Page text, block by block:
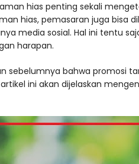
hias penting sekali
hias, pemasaran juga bisa
media sosial. Hal ini tentu
harapan.
sebelumnya bahwa promosi
ini akan dijelaskan